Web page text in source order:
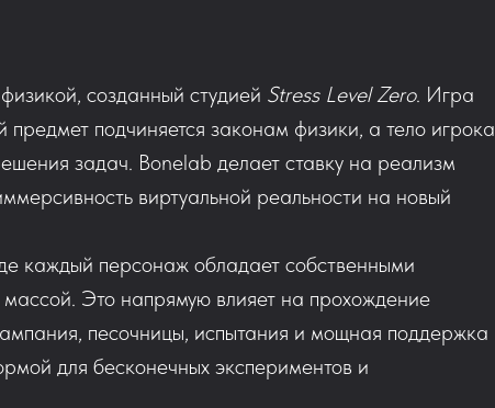
созданный студией Stress Level Zero. Игра
подчиняется законам физики, а тело игрока
задач. Bonelab делает ставку на реализм
виртуальной реальности на новый
каждый персонаж обладает собственными
Это напрямую влияет на прохождение
песочницы, испытания и мощная поддержка
для бесконечных экспериментов и